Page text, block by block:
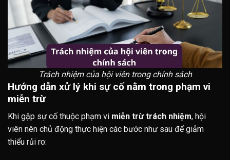
Trách nhiệm của hội viên trong chính sách
Hướng dẫn xử lý khi sự cố nằm trong phạm vi
miễn trừ
Khi gặp sự cố thuộc phạm vi miễn trừ trách nhiệm, hội
viên nên chủ động thực hiện các bước như sau để giảm
thiểu rủi ro: